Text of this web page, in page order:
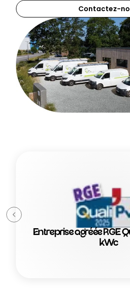
Contactez-
Entreprise agréée RGE
kWc
Déplacer vers la gauche